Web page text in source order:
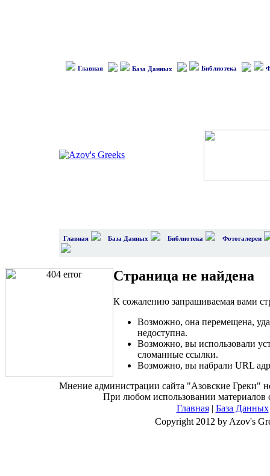
Главная База Данных Библиотека
Главная База Данных Библиотека Фотогалереи
Страница не найдена
К сожалению запрашиваемая вами
Возможно, она перемещена,
недоступна.
Возможно, вы использовали
сломанные ссылки.
Возможно, вы набрали URL
Мнение администрации сайта "Азовские Греки"
При любом использовании материалов
Главная| База Данных
Copyright 2012 by Azov's